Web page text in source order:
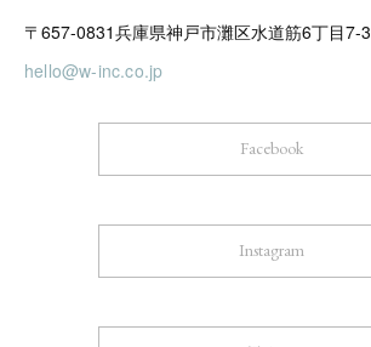
〒657-0831兵庫県神戸市灘区水道筋6丁目7-3
hello@w-inc.co.jp
Facebook
Instagram